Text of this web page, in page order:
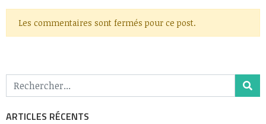
Les commentaires sont fermés pour ce post.
ARTICLES RÉCENTS